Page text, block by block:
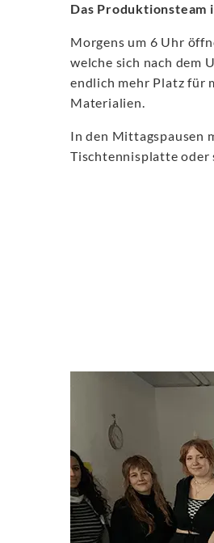
Das Produktionsteam
Morgens um 6 Uhr
welche sich nach dem
endlich mehr Platz für
Materialien.
In den Mittagspausen
Tischtennisplatte oder